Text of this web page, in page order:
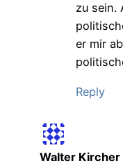
zu sein.
er mir
Reply
Walter Kircher